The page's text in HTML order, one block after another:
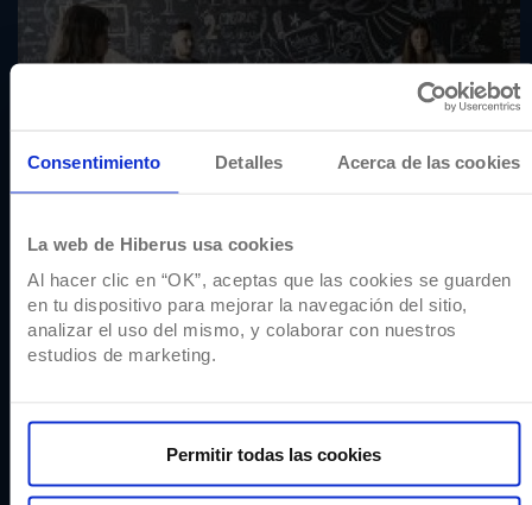
Consentimiento Detalles Acerca de las cookies
La web de Hiberus usa cookies
Al hacer clic en “OK”, aceptas que las cookies se guarden
en tu dispositivo para mejorar la navegación del sitio,
analizar el uso del mismo, y colaborar con nuestros
estudios de marketing.
Permitir todas las cookies
Nuestros espacios compartidos y salas son perfectos
para reuniones con los compañeros de equipo.